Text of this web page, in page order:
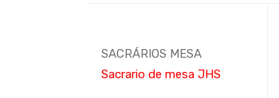
SACRÁRIOS MESA
Sacrario de mesa JHS